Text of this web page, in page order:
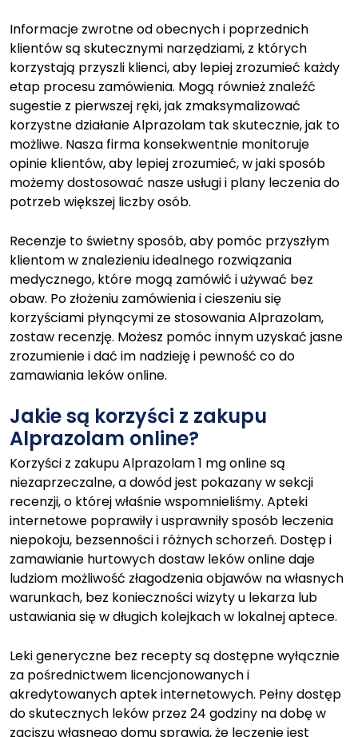
Informacje zwrotne od obecnych i poprzednich
klientów są skutecznymi narzędziami, z których
korzystają przyszli klienci, aby lepiej zrozumieć każdy
etap procesu zamówienia. Mogą również znaleźć
sugestie z pierwszej ręki, jak zmaksymalizować
korzystne działanie Alprazolam tak skutecznie, jak to
możliwe. Nasza firma konsekwentnie monitoruje
opinie klientów, aby lepiej zrozumieć, w jaki sposób
możemy dostosować nasze usługi i plany leczenia do
potrzeb większej liczby osób.
Recenzje to świetny sposób, aby pomóc przyszłym
klientom w znalezieniu idealnego rozwiązania
medycznego, które mogą zamówić i używać bez
obaw. Po złożeniu zamówienia i cieszeniu się
korzyściami płynącymi ze stosowania Alprazolam,
zostaw recenzję. Możesz pomóc innym uzyskać jasne
zrozumienie i dać im nadzieję i pewność co do
zamawiania leków online.
Jakie są korzyści z zakupu
Alprazolam online?
Korzyści z zakupu Alprazolam 1 mg online są
niezaprzeczalne, a dowód jest pokazany w sekcji
recenzji, o której właśnie wspomnieliśmy. Apteki
internetowe poprawiły i usprawniły sposób leczenia
niepokoju, bezsenności i różnych schorzeń. Dostęp i
zamawianie hurtowych dostaw leków online daje
ludziom możliwość złagodzenia objawów na własnych
warunkach, bez konieczności wizyty u lekarza lub
ustawiania się w długich kolejkach w lokalnej aptece.
Leki generyczne bez recepty są dostępne wyłącznie
za pośrednictwem licencjonowanych i
akredytowanych aptek internetowych. Pełny dostęp
do skutecznych leków przez 24 godziny na dobę w
zaciszu własnego domu sprawia, że leczenie jest